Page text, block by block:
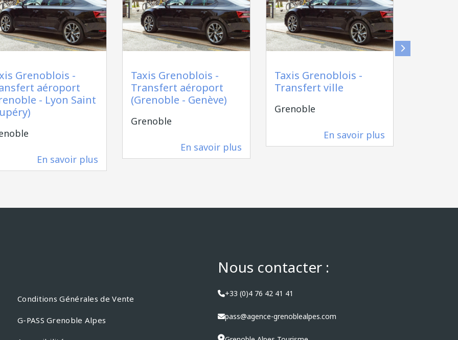
Grenoblois -
aéroport
- Lyon Saint
En savoir plus
Taxis Grenoblois -
Transfert aéroport
(Grenoble - Genève)
Grenoble
En savoir plus
Taxis Grenoblois -
Transfert ville
Grenoble
En savoir plus
Conditions Générales de Vente
G-PASS Grenoble Alpes
Nous contacter :
+33 (0)4 76 42 41 41
pass@agence-grenoblealpes.com